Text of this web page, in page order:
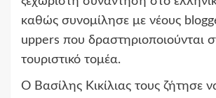
καθώς συνομίλησε με νέους
uppers που δραστηριοποιούνται
τουριστικό τομέα.
Ο Βασίλης Κικίλιας τους ζήτησε